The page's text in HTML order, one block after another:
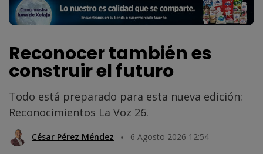
Reconocer también es
construir el futuro
Todo está preparado para esta nueva edición:
Reconocimientos La Voz 26.
César Pérez Méndez 6 Agosto 2026 12:54